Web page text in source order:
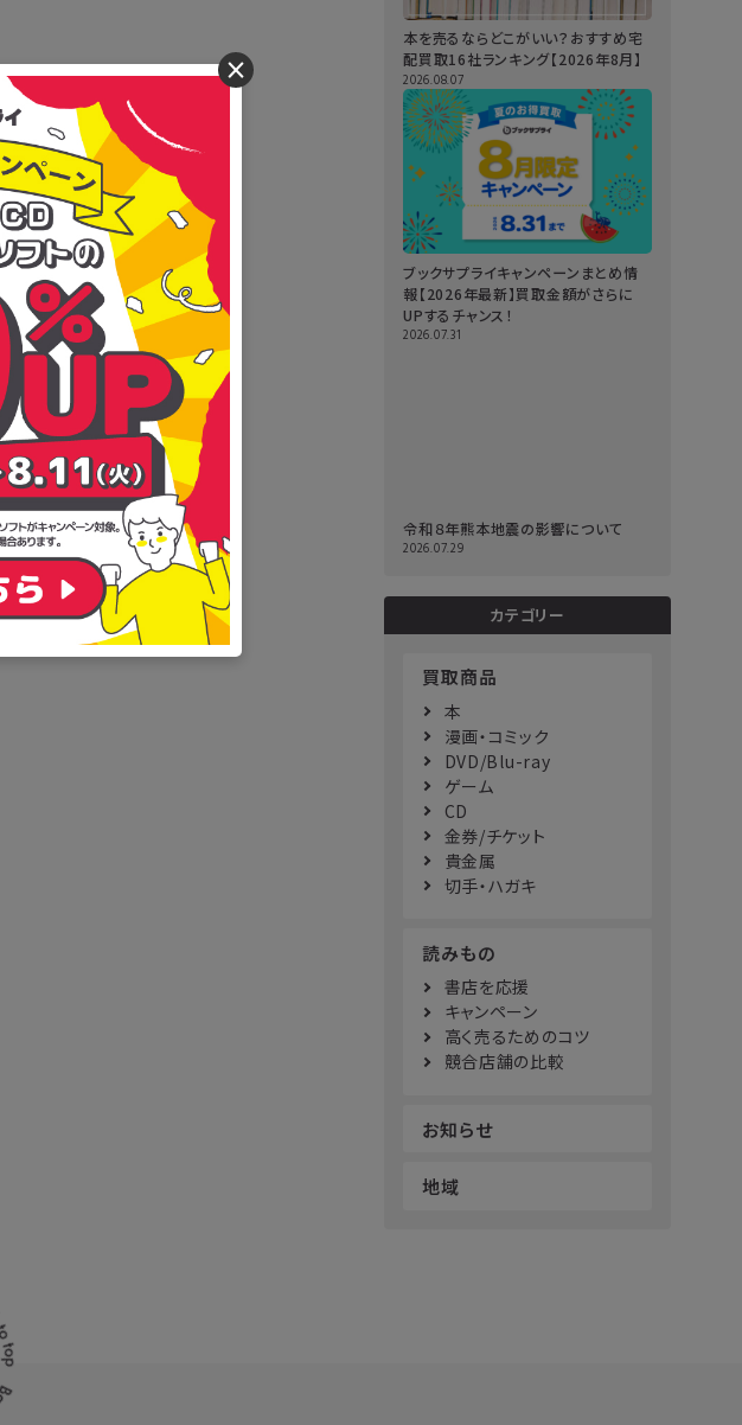
本を売るならどこがいい？おすすめ宅
配買取16社ランキング【2026年8月】
2026.08.07
ブックサプライキャンペーンまとめ情
報【2026年最新】買取金額がさらに
UPするチャンス！
2026.07.31
令和８年熊本地震の影響について
2026.07.29
カテゴリー
買取商品
本
漫画・コミック
DVD/Blu-ray
ゲーム
CD
金券/チケット
貴金属
切手・ハガキ
読みもの
書店を応援
キャンペーン
高く売るためのコツ
競合店舗の比較
お知らせ
地域
×